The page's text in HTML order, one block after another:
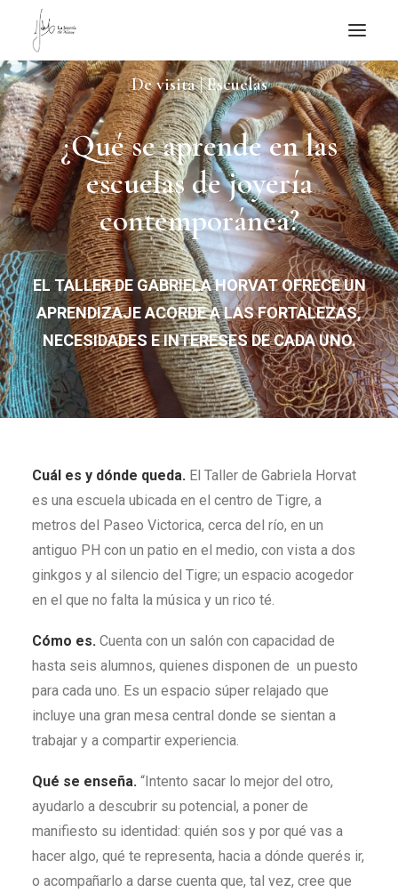
NOTICIAS DE JOYERÍA CONTEMPORÁNEA
NOVEDADES
DE VISITA
APUNTES
QUIÉN SOY
De visita | Escuelas
¿Qué se aprende en las
escuelas de joyería
contemporánea?
EL TALLER DE GABRIELA HORVAT OFRECE UN
APRENDIZAJE ACORDE A LAS FORTALEZAS,
NECESIDADES E INTERESES DE CADA UNO.
Cuál es y dónde queda. El Taller de Gabriela Horvat
es una escuela ubicada en el centro de Tigre, a
metros del Paseo Victorica, cerca del río, en un
antiguo PH con un patio en el medio, con vista a dos
ginkgos y al silencio del Tigre; un espacio acogedor
en el que no falta la música y un rico té.
Cómo es. Cuenta con un salón con capacidad de
hasta seis alumnos, quienes disponen de un puesto
para cada uno. Es un espacio súper relajado que
incluye una gran mesa central donde se sientan a
trabajar y a compartir experiencia.
Qué se enseña. “Intento sacar lo mejor del otro,
ayudarlo a descubrir su potencial, a poner de
manifiesto su identidad: quién sos y por qué vas a
hacer algo, qué te representa, hacia a dónde querés ir,
o acompañarlo a darse cuenta que, tal vez, cree que